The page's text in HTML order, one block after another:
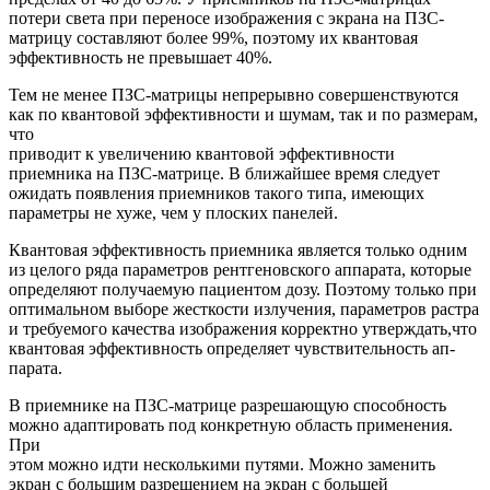
потери света при переносе изображения с экрана на ПЗС-
матрицу составляют более 99%, поэтому их квантовая
эффективность не превышает 40%.
Тем не менее ПЗС-матрицы непрерывно совершенствуются
как по квантовой эффективности и шумам, так и по размерам,
что
приводит к увеличению квантовой эффективности
приемника на ПЗС-матрице. В ближайшее время следует
ожидать появления приемников такого типа, имеющих
параметры не хуже, чем у плоских панелей.
Квантовая эффективность приемника является только одним
из целого ряда параметров рентгеновского аппарата, которые
определяют получаемую пациентом дозу. Поэтому только при
оптимальном выборе жесткости излучения, параметров растра
и требуемого качества изображения корректно утверждать,что
квантовая эффективность определяет чувствительность ап-
парата.
В приемнике на ПЗС-матрице разрешающую способность
можно адаптировать под конкретную область применения.
При
этом можно идти несколькими путями. Можно заменить
экран с большим разрешением на экран с большей